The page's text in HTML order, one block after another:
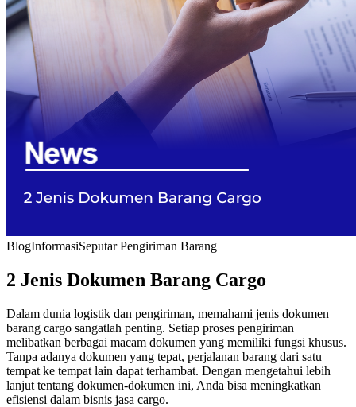
BlogInformasiSeputar Pengiriman Barang
2 Jenis Dokumen Barang Cargo
Dalam dunia logistik dan pengiriman, memahami jenis dokumen
barang cargo sangatlah penting. Setiap proses pengiriman
melibatkan berbagai macam dokumen yang memiliki fungsi khusus.
Tanpa adanya dokumen yang tepat, perjalanan barang dari satu
tempat ke tempat lain dapat terhambat. Dengan mengetahui lebih
lanjut tentang dokumen-dokumen ini, Anda bisa meningkatkan
efisiensi dalam bisnis jasa cargo.